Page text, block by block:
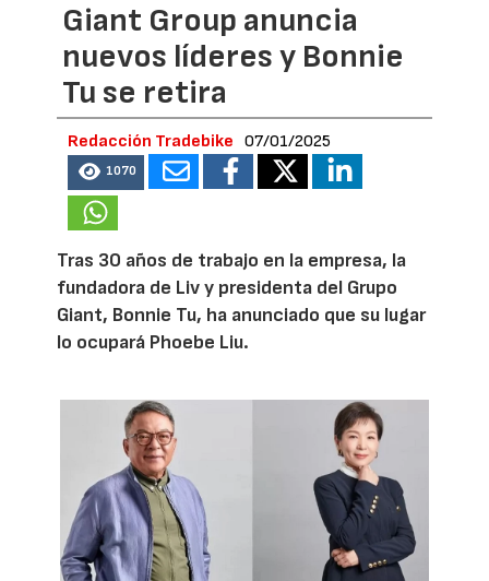
Giant Group anuncia
nuevos líderes y Bonnie
Tu se retira
Redacción Tradebike 07/01/2025
1070
Tras 30 años de trabajo en la empresa, la
fundadora de Liv y presidenta del Grupo
Giant, Bonnie Tu, ha anunciado que su lugar
lo ocupará Phoebe Liu.